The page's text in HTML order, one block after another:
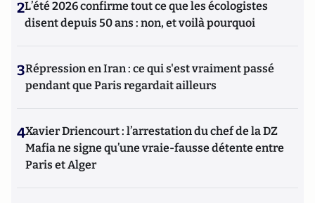
2L’été 2026 confirme tout ce que les écologistes
disent depuis 50 ans : non, et voilà pourquoi
3Répression en Iran : ce qui s'est vraiment passé
pendant que Paris regardait ailleurs
4Xavier Driencourt : l’arrestation du chef de la DZ
Mafia ne signe qu’une vraie-fausse détente entre
Paris et Alger